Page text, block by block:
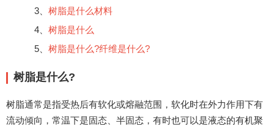
3、 树脂是什么材料
4、 树脂是什么
5、 树脂是什么?纤维是什么?
树脂是什么?
树脂通常是指受热后有软化或熔融范围，软化时在外力作用下有
流动倾向，常温下是固态、半固态，有时也可以是液态的有机聚